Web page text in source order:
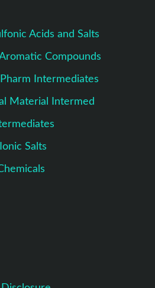
Acids and Salts
Compounds
Intermediates
Material Intermed
Salts